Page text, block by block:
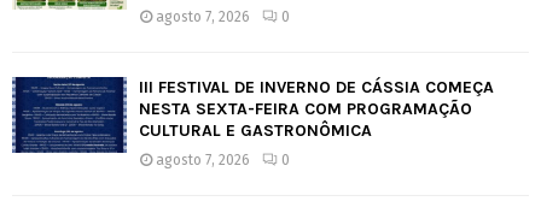
agosto 7, 2026 0
III FESTIVAL DE INVERNO DE CÁSSIA COMEÇA
NESTA SEXTA-FEIRA COM PROGRAMAÇÃO
CULTURAL E GASTRONÔMICA
agosto 7, 2026 0